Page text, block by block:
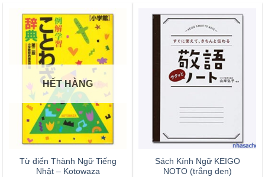
HẾT HÀNG
Từ điển Thành Ngữ Tiếng
Nhật – Kotowaza
Sách Kính Ngữ KEIGO
NOTO (trắng đen)